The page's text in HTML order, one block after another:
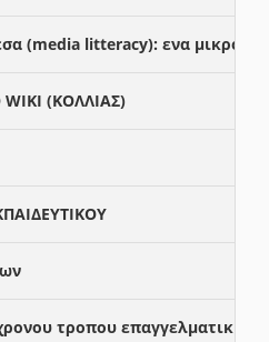
(media litteracy): ενα μικρο
(ΚΟΛΛΙΑΣ)
τροπου επαγγελματικης